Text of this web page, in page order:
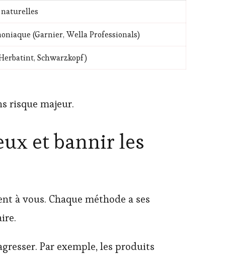
naturelles
(Garnier, Wella Professionals)
Schwarzkopf)
risque majeur.
et bannir les
à vous. Chaque méthode a ses
Par exemple, les produits